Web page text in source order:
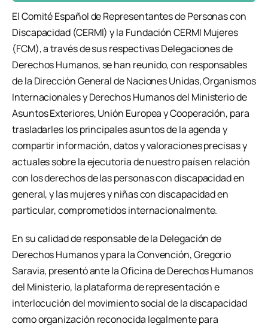
El Comité Español de Representantes de Personas con
Discapacidad (CERMI) y la Fundación CERMI Mujeres
(FCM), a través de sus respectivas Delegaciones de
Derechos Humanos, se han reunido, con responsables
de la Dirección General de Naciones Unidas, Organismos
Internacionales y Derechos Humanos del Ministerio de
Asuntos Exteriores, Unión Europea y Cooperación, para
trasladarles los principales asuntos de la agenda y
compartir información, datos y valoraciones precisas y
actuales sobre la ejecutoria de nuestro país en relación
con los derechos de las personas con discapacidad en
general, y las mujeres y niñas con discapacidad en
particular, comprometidos internacionalmente.
En su calidad de responsable de la Delegación de
Derechos Humanos y para la Convención, Gregorio
Saravia, presentó ante la Oficina de Derechos Humanos
del Ministerio, la plataforma de representación e
interlocución del movimiento social de la discapacidad
como organización reconocida legalmente para